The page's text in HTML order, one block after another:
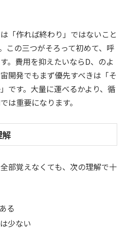
「作れば終わり」ではないこと
この三つがそろって初めて、呼
。費用を抑えたいならD、のよ
開発でもまず優先すべきは「そ
です。大量に運べるかより、循
は重要になります。
部覚えなくても、次の理解で十
る
少ない